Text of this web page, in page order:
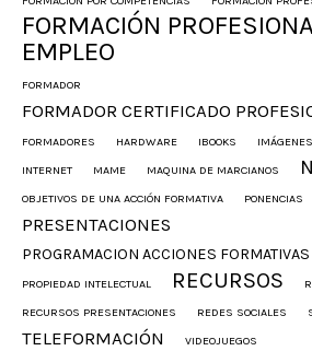
FORMACIÓN
EMPLEO
FORMADOR
FORMADOR CERTIFICADO
FORMADORES HARDWARE IBOOKS
INTERNET
MAME MAQUINA DE MARCIANOS
OBJETIVOS DE UNA ACCIÓN FORMATIVA PONENCIAS
PRESENTACIONES
PROGRAMACION ACCIONES FORMATIVAS
PROPIEDAD INTELECTUAL RECURSOS
RECURSOS PRESENTACIONES
REDES SOCIALES
TELEFORMACIÓN VIDEOJUEGOS